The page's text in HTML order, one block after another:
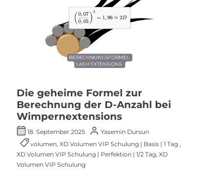
Die geheime Formel zur
Berechnung der D-Anzahl bei
Wimpernextensions
18. September 2025
Yasemin Dursun
volumen,XD Volumen VIP Schulung | Basis | 1 Tag ,
XD Volumen VIP Schulung | Perfektion | 1/2 Tag, XD
Volumen VIP Schulung